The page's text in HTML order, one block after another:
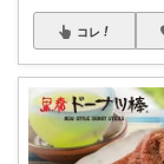
コレ